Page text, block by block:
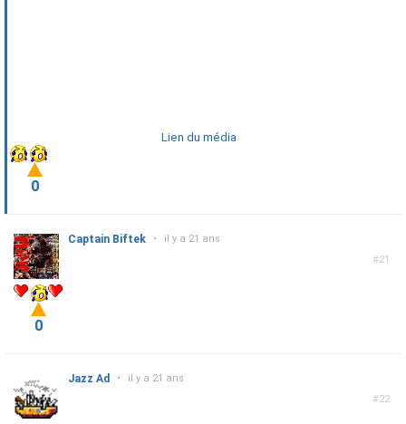
Lien du média
0
#21
Captain Biftek • il y a 21 ans
0
#22
Jazz Ad • il y a 21 ans